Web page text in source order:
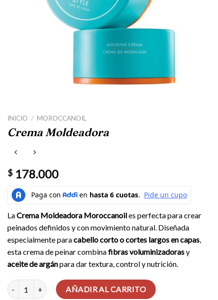
INICIO / MOROCCANOIL
Crema Moldeadora
$ 178.000
LaCrema Moldeadora Moroccanoiles perfecta para crear
peinados definidos y con movimiento natural. Diseñada
especialmente paracabello corto o cortes largos en capas
esta crema de peinar combinafibras voluminizadorasy
aceite de argánpara dar textura, control y nutrición.
Crema Moldeadora cantidadAÑADIR AL CARRITO